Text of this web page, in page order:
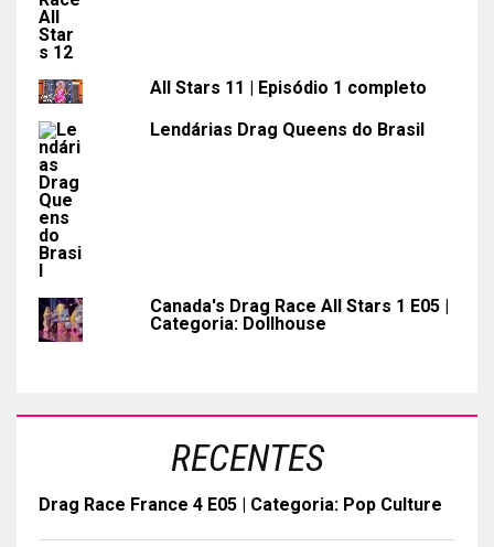
All Stars 11 | Episódio 1 completo
Lendárias Drag Queens do Brasil
Canada's Drag Race All Stars 1 E05 |
Categoria: Dollhouse
RECENTES
Drag Race France 4 E05 | Categoria: Pop Culture